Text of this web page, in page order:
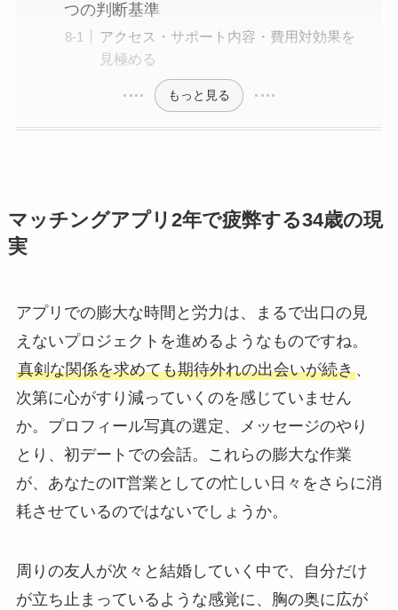
つの判断基準
アクセス・サポート内容・費用対効果を
見極める
もっと見る
マッチングアプリ2年で疲弊する34歳の現
実
アプリでの膨大な時間と労力は、まるで出口の見
えないプロジェクトを進めるようなものですね。
真剣な関係を求めても期待外れの出会いが続き、
次第に心がすり減っていくのを感じていません
か。プロフィール写真の選定、メッセージのやり
とり、初デートでの会話。これらの膨大な作業
が、あなたのIT営業としての忙しい日々をさらに消
耗させているのではないでしょうか。
周りの友人が次々と結婚していく中で、自分だけ
が立ち止まっているような感覚に、胸の奥に広が